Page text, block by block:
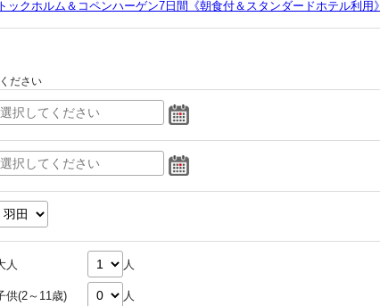
トックホルム＆コペンハーゲン7日間《朝食付＆スタンダードホテル利用》
ださい
人 人
供(2～11歳) 人